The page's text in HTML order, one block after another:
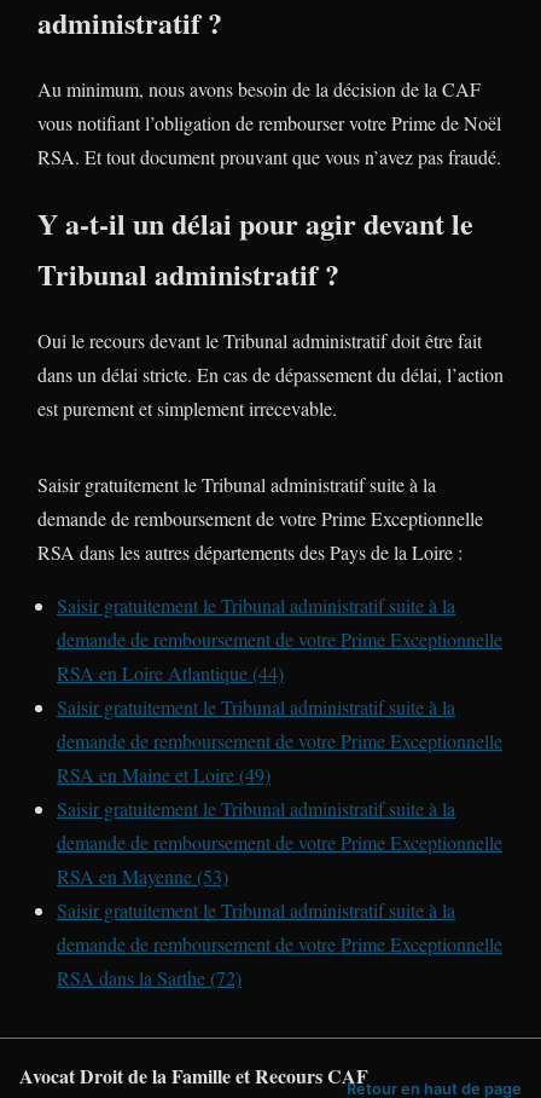
administratif ?
Au minimum, nous avons besoin de la décision de la CAF
vous notifiant l’obligation de rembourser votre Prime de Noël
RSA. Et tout document prouvant que vous n’avez pas fraudé.
Y a-t-il un délai pour agir devant le
Tribunal administratif ?
Oui le recours devant le Tribunal administratif doit être fait
dans un délai stricte. En cas de dépassement du délai, l’action
est purement et simplement irrecevable.
Saisir gratuitement le Tribunal administratif suite à la
demande de remboursement de votre Prime Exceptionnelle
RSA dans les autres départements des Pays de la Loire :
Saisir gratuitement le Tribunal administratif suite à la
demande de remboursement de votre Prime Exceptionnelle
RSA en Loire Atlantique (44)
Saisir gratuitement le Tribunal administratif suite à la
demande de remboursement de votre Prime Exceptionnelle
RSA en Maine et Loire (49)
Saisir gratuitement le Tribunal administratif suite à la
demande de remboursement de votre Prime Exceptionnelle
RSA en Mayenne (53)
Saisir gratuitement le Tribunal administratif suite à la
demande de remboursement de votre Prime Exceptionnelle
RSA dans la Sarthe (72)
Avocat Droit de la Famille et Recours CAFRetour en haut de page